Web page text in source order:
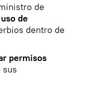
de
de
dentro de
permisos
sus